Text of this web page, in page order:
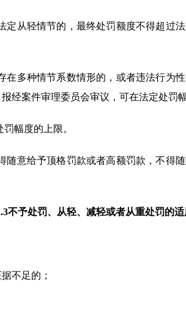
从轻情节的，最终处罚额度不得超过
多种情节系数情形的，或者违法行为
经案件审理委员会审议，可在法定处罚
幅度的上限。
意给予顶格罚款或者高额罚款，不得
不予处罚、从轻、减轻或者从重处罚的适
不足的；